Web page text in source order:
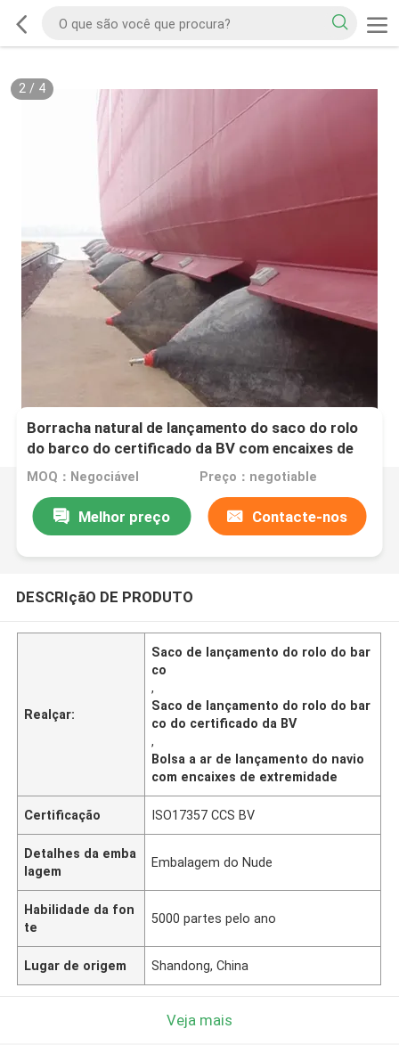
2/ 4
Borracha natural de lançamento do saco do rolo
do barco do certificado da BV com encaixes de
extremidade
MOQ：Negociável Preço：negotiable
Melhor preço Contacte-nos
DESCRIçãO DE PRODUTO
Realçar:
Saco de lançamento do rolo do bar
co
,
Saco de lançamento do rolo do bar
co do certificado da BV
,
Bolsa a ar de lançamento do navio
com encaixes de extremidade
Certificação ISO17357 CCS BV
Detalhes da emba
lagem
Embalagem do Nude
Habilidade da fon
te
5000 partes pelo ano
Lugar de origem Shandong, China
Veja mais